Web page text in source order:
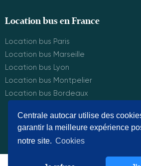
Centrale autocar utilise des
garantir la meilleure expérience
notre site. Cookies
Location bus en France
Location bus Paris
Location bus Marseille
Location bus Lyon
Location bus Montpelier
Location bus Bordeaux
© Centrale Autocar 2025. Tous